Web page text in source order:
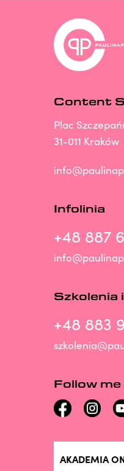
Content
Plac
31-011 Kraków
Infolinia
+48 887
Szkolenia
+48 883
Follow me
AKADEMIA